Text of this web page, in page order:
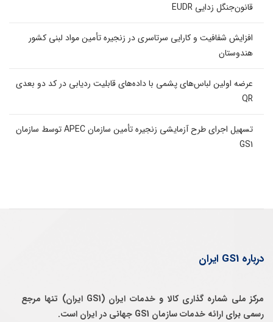
قانون‌جنگل زدایی EUDR
افزایش شفافیت و کارایی سرتاسری در زنجیره تأمین مواد لبنی کشور
هندوستان
عرضه اولین لباس‌های پشمی با داده‌های قابلیت ردیابی در کد دو بعدی
QR
تسهیل اجرای طرح آزمایشی زنجیره تأمین سازمان APEC توسط سازمان
GS1
درباره GS1 ایران
مرکز ملی شماره گذاری کالا و خدمات ایران (GS1 ایران) تنها مرجع
رسمی برای ارائه خدمات سازمان GS1 جهانی در ایران است.